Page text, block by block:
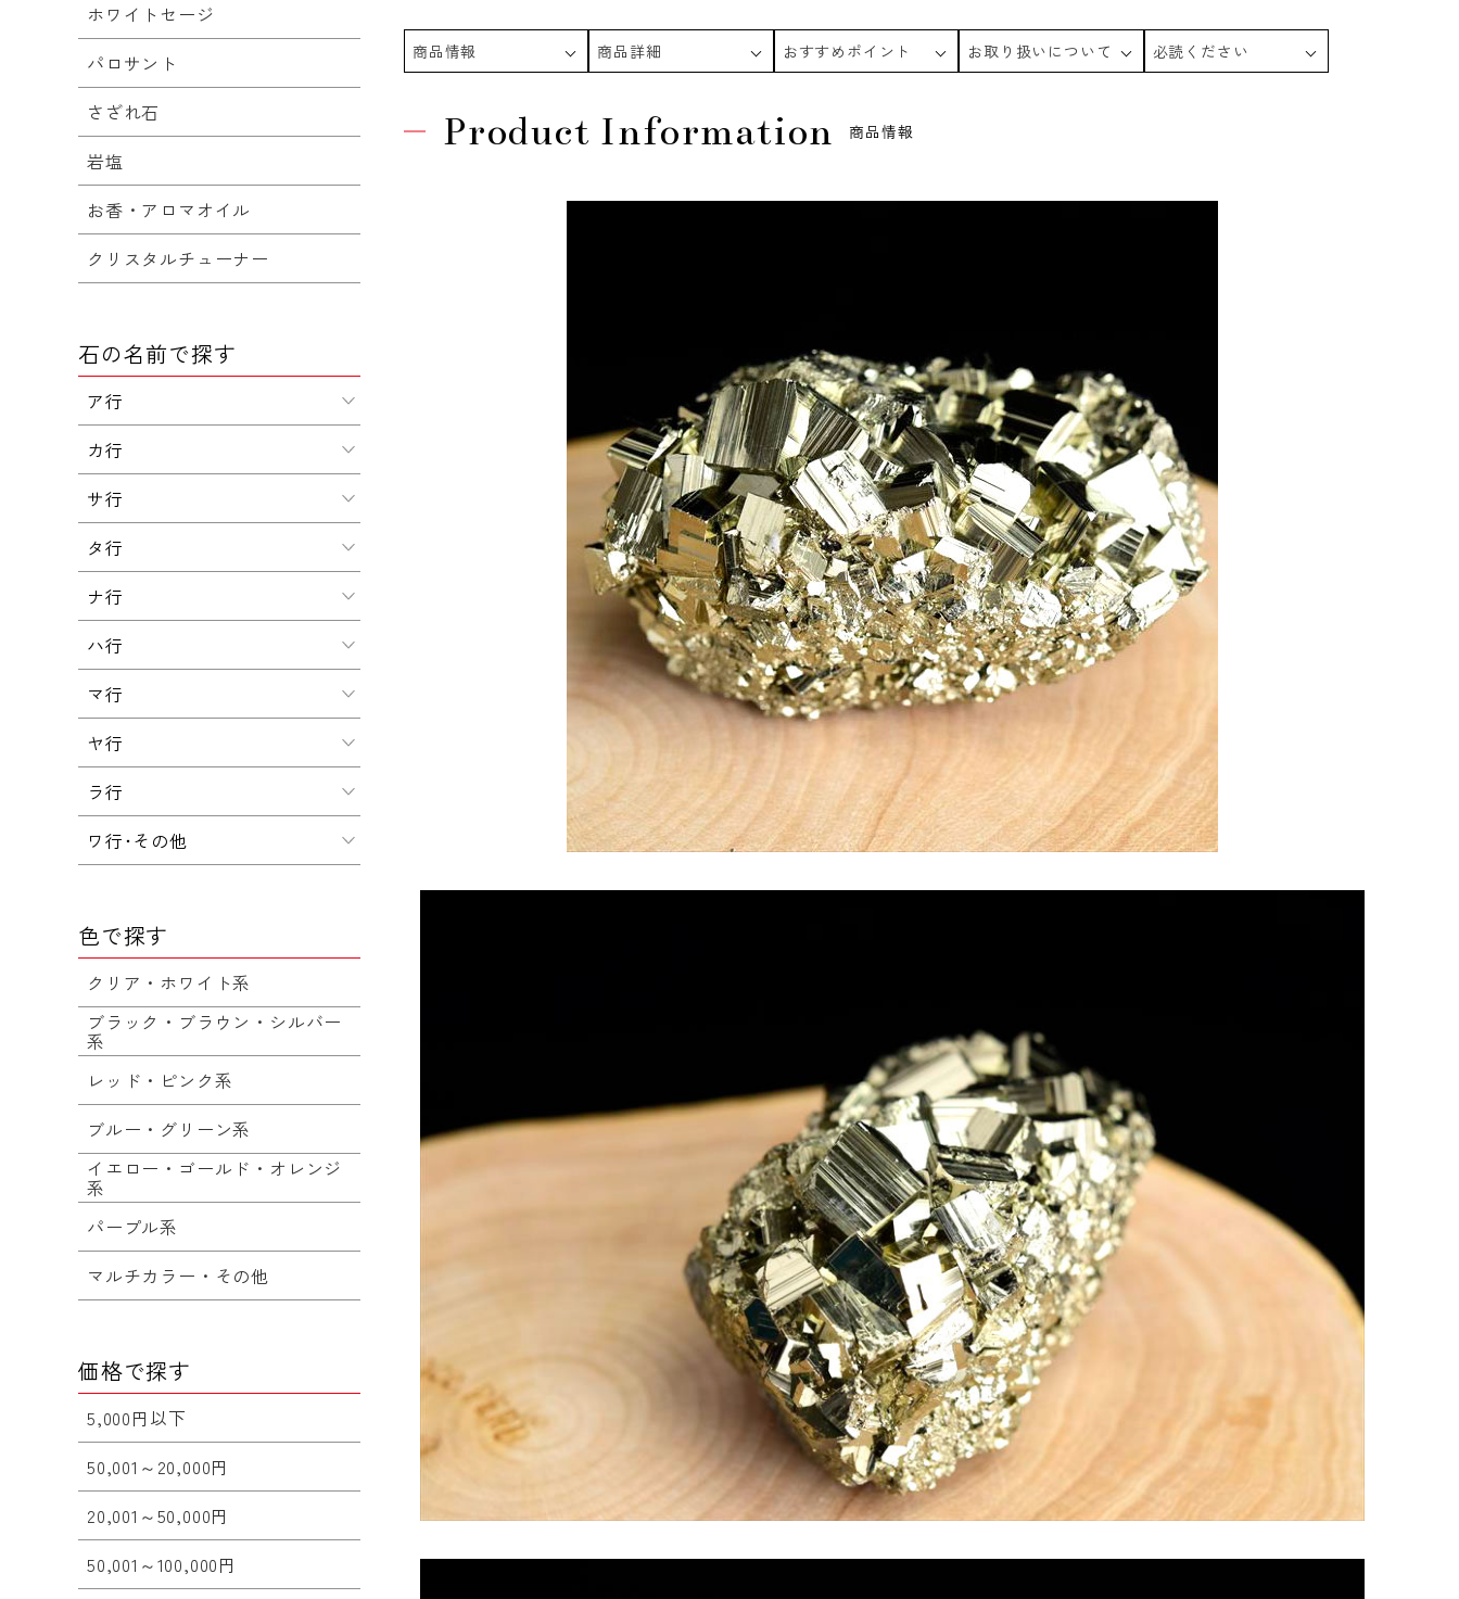
商品情報 商品詳細 おすすめポイント お取り扱いについて 必読ください
Product Information 商品情報
ホワイトセージ
パロサント
さざれ石
岩塩
お香・アロマオイル
クリスタルチューナー
石の名前で探す
ア行
カ行
サ行
タ行
ナ行
ハ行
マ行
ヤ行
ラ行
ワ行･その他
色で探す
クリア・ホワイト系
ブラック・ブラウン・シルバー
系
レッド・ピンク系
ブルー・グリーン系
イエロー・ゴールド・オレンジ
系
パープル系
マルチカラー・その他
価格で探す
5,000円以下
50,001～20,000円
20,001～50,000円
50,001～100,000円